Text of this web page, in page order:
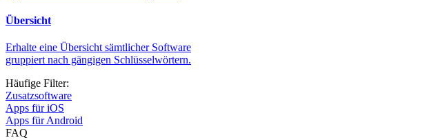
Übersicht
Erhalte eine Übersicht sämtlicher Software
gruppiert nach gängigen Schlüsselwörtern.
Häufige Filter:
Zusatzsoftware
Apps für iOS
Apps für Android
FAQ